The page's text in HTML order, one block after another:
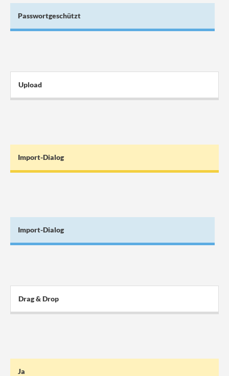
Passwortgeschützt
Upload
Import-Dialog
Import-Dialog
Drag & Drop
Ja